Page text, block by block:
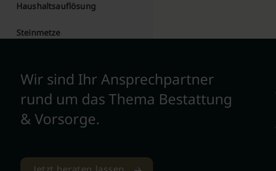
Haushaltsauflösung
Steinmetze
Wir sind Ihr Ansprechpartner
rund um das Thema Bestattung
& Vorsorge.